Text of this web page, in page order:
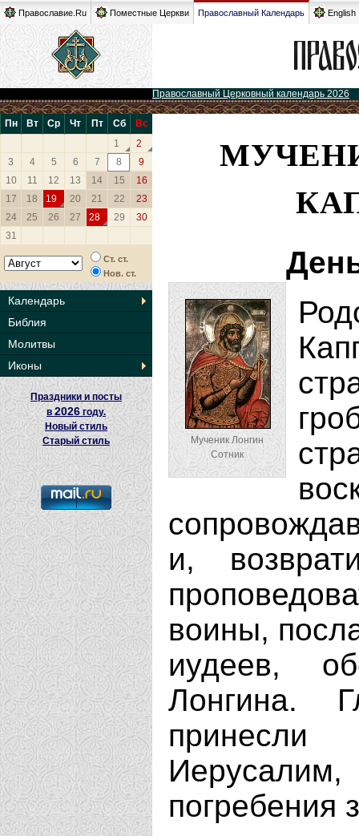
Православие.Ru Поместные Церкви Православный Календарь English
Православный Церковный календарь 2026
Пн Вт Ср Чт Пт Сб
Вс
1
2
3
4 5 6 7 8
9
10
11 12 13 14 15
16
17
18 19 20 21 22
23
24
25 26 27 28 29
30
31
Ст. ст.
Нов. ст.
Календарь
Библия
Молитвы
Иконы
Праздники и посты
в 2026 году.
Новый стиль
Старый стиль
Мученик Лонгин
Сотник
и,
воины,
иудеев,
Лонгина.
погребения